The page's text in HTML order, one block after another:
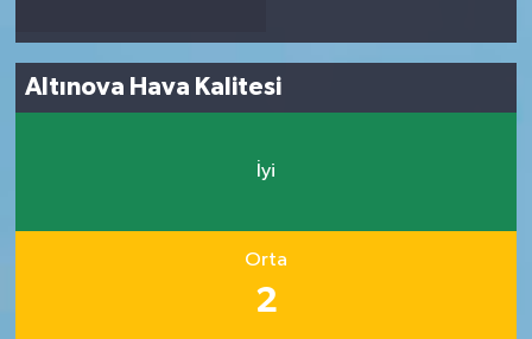
Altınova Hava Kalitesi
İyi
Orta
2